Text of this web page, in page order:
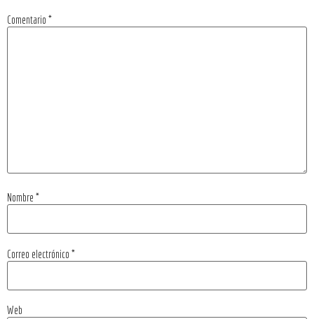
Comentario *
Nombre *
Correo electrónico *
Web